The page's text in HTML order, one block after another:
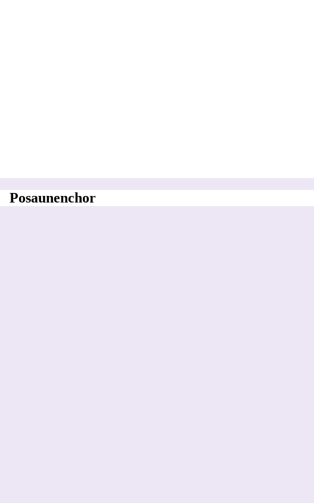
Posaunenchor